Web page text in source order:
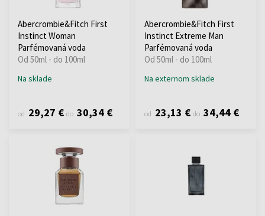
Abercrombie&Fitch First
Instinct Woman
Parfémovaná voda
Od 50ml - do 100ml
Na sklade
od 29,27 € do 30,34 €
Abercrombie&Fitch First
Instinct Extreme Man
Parfémovaná voda
Od 50ml - do 100ml
Na externom sklade
od 23,13 € do 34,44 €